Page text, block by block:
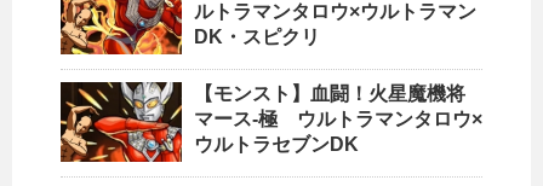
ルトラマンタロウ×ウルトラマン
DK・スピクリ
【モンスト】血闘！火星魔機将
マース-極 ウルトラマンタロウ×
ウルトラセブンDK